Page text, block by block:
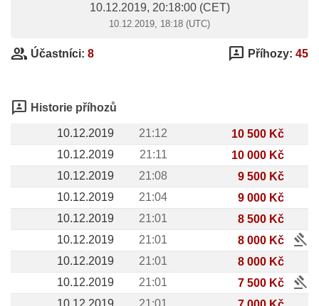
10.12.2019, 20:18:00(CET)
10.12.2019, 18:18 (UTC)
group Účastníci: 8 3p Příhozy: 45
3p Historie příhozů
10.12.2019 21:12
10 500 Kč
10.12.2019
21:11
10 000 Kč
10.12.2019
21:08
9 500 Kč
10.12.2019
21:04
9 000 Kč
10.12.2019
21:01
8 500 Kč
10.12.2019
21:01 8 000 Kč gavel
10.12.2019 21:01
8 000 Kč
10.12.2019
21:01 7 500 Kč gavel
10.12.2019 21:01